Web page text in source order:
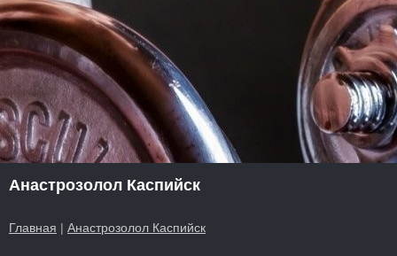
Анастрозолол Каспийск
Главная | Анастрозолол Каспийск